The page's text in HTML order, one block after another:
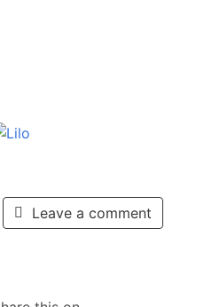
Leave a comment